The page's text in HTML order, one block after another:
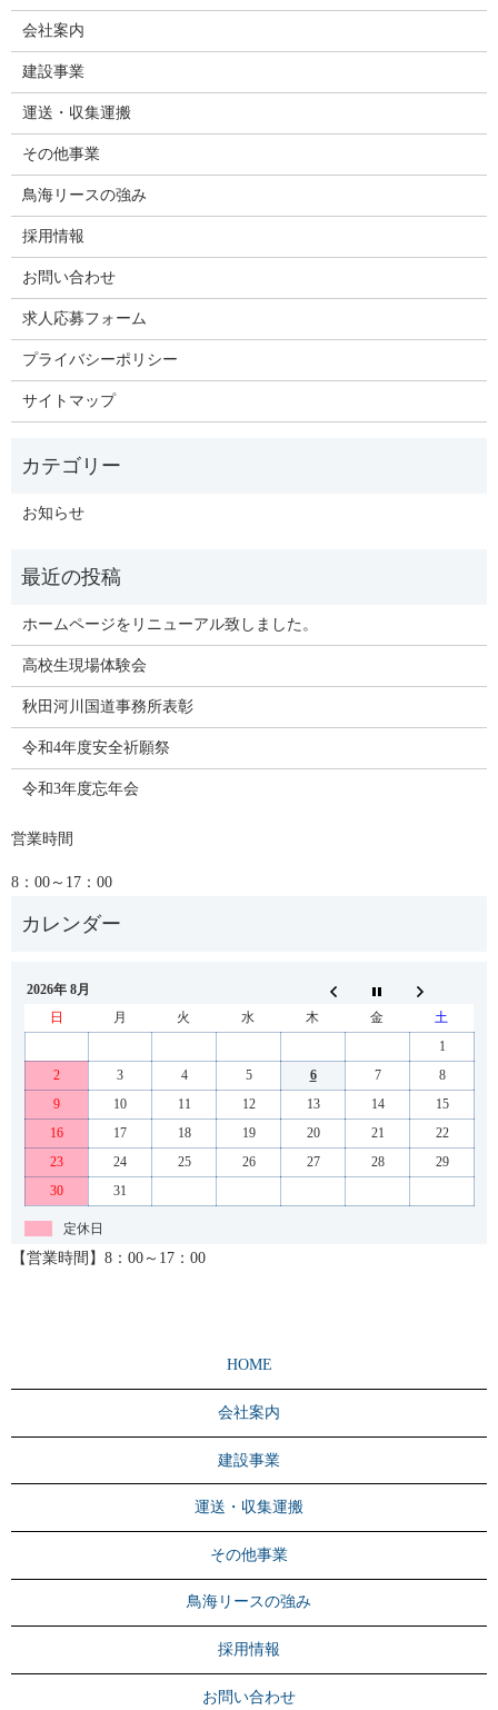
会社案内
建設事業
運送・収集運搬
その他事業
鳥海リースの強み
採用情報
お問い合わせ
求人応募フォーム
プライバシーポリシー
サイトマップ
お知らせ
ホームページをリニューアル致しました。
高校生現場体験会
秋田河川国道事務所表彰
令和4年度安全祈願祭
令和3年度忘年会
営業時間
8：00～17：00
2026年 8月
日
月 火 水 木 金
土
1
2
3 4 5 6 7
8
9
10 11 12 13 14
15
16
17 18 19 20 21
22
23
24 25 26 27 28
29
30
31
定休日
【営業時間】8：00～17：00
HOME
会社案内
建設事業
運送・収集運搬
その他事業
鳥海リースの強み
採用情報
お問い合わせ